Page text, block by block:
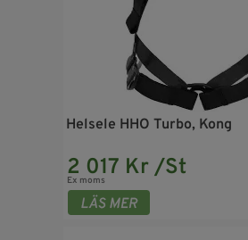
Helsele HHO Turbo, Kong
2 017 Kr /St
Ex moms